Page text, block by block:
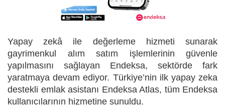
Yapay zekâ ile değerleme hizmeti sunarak
gayrimenkul alım satım işlemlerinin güvenle
yapılmasını sağlayan Endeksa, sektörde fark
yaratmaya devam ediyor. Türkiye’nin ilk yapay zeka
destekli emlak asistanı Endeksa Atlas, tüm Endeksa
kullanıcılarının hizmetine sunuldu.